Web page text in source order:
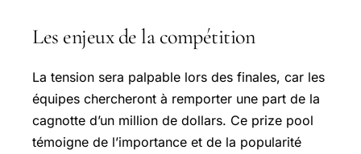
Les enjeux de la compétition
La tension sera palpable lors des finales, car les
équipes chercheront à remporter une part de la
cagnotte d’un million de dollars. Ce prize pool
témoigne de l’importance et de la popularité